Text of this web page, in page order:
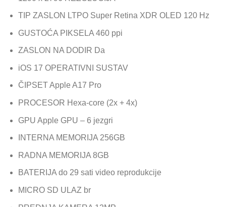
TIP ZASLON LTPO Super Retina XDR OLED 120 Hz
GUSTOĆA PIKSELA 460 ppi
ZASLON NA DODIR Da
iOS 17 OPERATIVNI SUSTAV
ČIPSET Apple A17 Pro
PROCESOR Hexa-core (2x + 4x)
GPU Apple GPU – 6 jezgri
INTERNA MEMORIJA 256GB
RADNA MEMORIJA 8GB
BATERIJA do 29 sati video reprodukcije
MICRO SD ULAZ br